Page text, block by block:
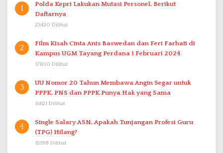
1
Polda Kepri Lakukan Mutasi Personel, Berikut
Daftarnya
23420 Dilihat
2
Film Kisah Cinta Anis Baswedan dan Feri Farhati di
Kampus UGM Tayang Perdana 1 Februari 2024
17830 Dilihat
3
UU Nomor 20 Tahun Membawa Angin Segar untuk
PPPK. PNS dan PPPK Punya Hak yang Sama
15621 Dilihat
4
Single Salary ASN, Apakah Tunjangan Profesi Guru
(TPG) Hilang?
15398 Dilihat